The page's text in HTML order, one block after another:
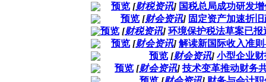
预览 [财税资讯] 国税总局成功研发
预览 [财会资讯] 固定资产加速折
预览 [财税资讯] 环境保护税法草案已
预览 [财会资讯] 解读新国际收入准
预览 [财会资讯] 小型企业
预览 [财会资讯] 技术变革推动财务